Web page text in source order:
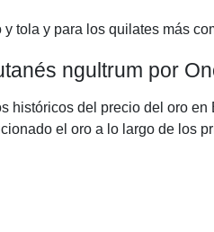
tola y para los quilates más
ngultrum por
históricos del precio del oro en
el oro a lo largo de los